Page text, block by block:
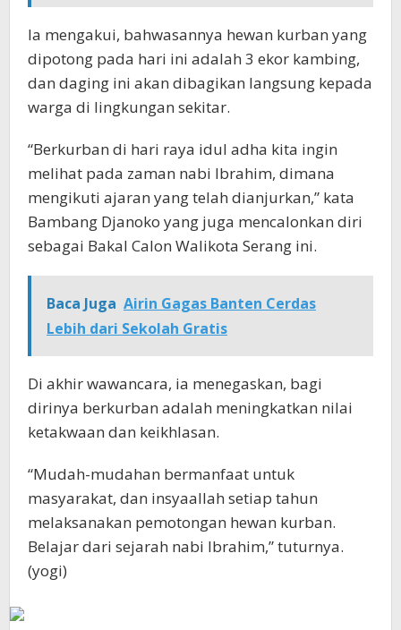
Ia mengakui, bahwasannya hewan kurban yang
dipotong pada hari ini adalah 3 ekor kambing,
dan daging ini akan dibagikan langsung kepada
warga di lingkungan sekitar.
“Berkurban di hari raya idul adha kita ingin
melihat pada zaman nabi Ibrahim, dimana
mengikuti ajaran yang telah dianjurkan,” kata
Bambang Djanoko yang juga mencalonkan diri
sebagai Bakal Calon Walikota Serang ini.
Baca Juga Airin Gagas Banten Cerdas
Lebih dari Sekolah Gratis
Di akhir wawancara, ia menegaskan, bagi
dirinya berkurban adalah meningkatkan nilai
ketakwaan dan keikhlasan.
“Mudah-mudahan bermanfaat untuk
masyarakat, dan insyaallah setiap tahun
melaksanakan pemotongan hewan kurban.
Belajar dari sejarah nabi Ibrahim,” tuturnya.
(yogi)